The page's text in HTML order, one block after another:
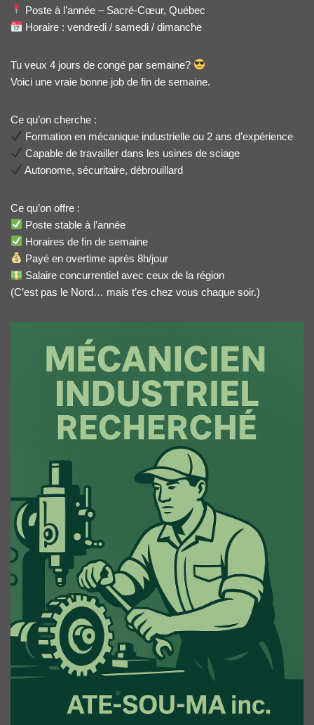
Poste à l’année – Sacré-Cœur, Québec
Horaire : vendredi / samedi / dimanche
Tu veux 4 jours de congé par semaine?
Voici une vraie bonne job de fin de semaine.
Ce qu’on cherche :
Formation en mécanique industrielle ou 2 ans d’expérience
Capable de travailler dans les usines de sciage
Autonome, sécuritaire, débrouillard
Ce qu’on offre :
Poste stable à l’année
Horaires de fin de semaine
Payé en overtime après 8h/jour
Salaire concurrentiel avec ceux de la région
(C’est pas le Nord… mais t’es chez vous chaque soir.)